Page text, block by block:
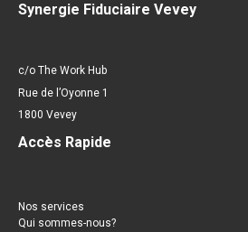
Synergie Fiduciaire Vevey
c/o The Work Hub
Rue de l’Oyonne 1
1800 Vevey
Accès Rapide
Nos services
Qui sommes-nous?